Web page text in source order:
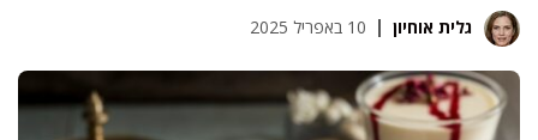
גלית אוחיון 10 באפריל 2025